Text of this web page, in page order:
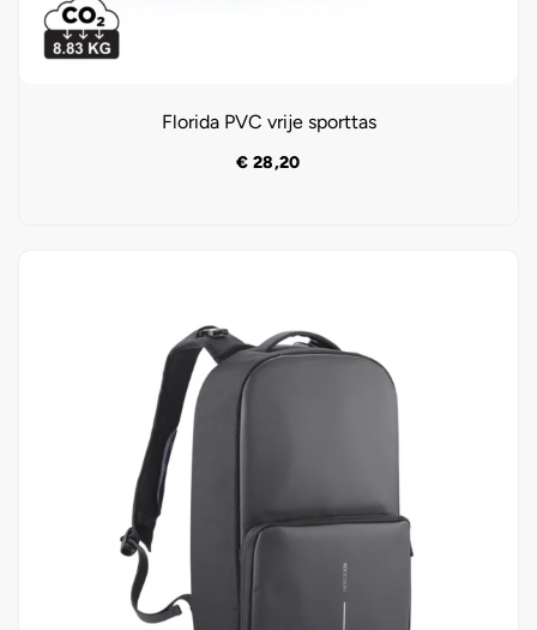
Florida PVC vrije sporttas
€ 28,20